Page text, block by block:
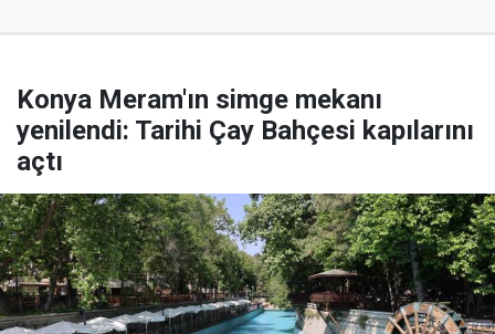
Konya Meram'ın simge mekanı
yenilendi: Tarihi Çay Bahçesi kapılarını
açtı